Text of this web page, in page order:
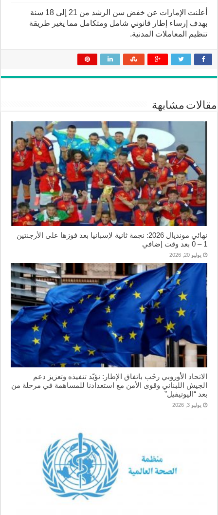
أعلنت الإمارات عن خفض سن الرشد من 21 إلى 18 سنة
بهدف إرساء إطار قانوني شامل ومتكامل مما يغير طريقة
تنظيم المعاملات المدنية.
مقالات مشابهة
نهائي مونديال 2026: نجمة ثانية لإسبانيا بعد فوزها على الأرجنتين
1 – 0 بعد وقت إضافي
يوليو 20, 2026
الاتحاد الأوروبي رحّب باتفاق الإطار: نؤيّد تنفيذه وتعزيز دعم
الجيش اللبناني وقوى الأمن مع استعدادنا للمساهمة في مرحلة من
بعد “اليونيفيل”
يوليو 3, 2026